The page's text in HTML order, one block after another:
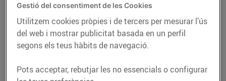
l’exercici del 2016 i
creix un 9,2% respecte
l’any anterior
Gestió del consentiment de les Cookies
Utilitzem cookies pròpies i de tercers per mesurar l’ús
del web i mostrar publicitat basada en un perfil
segons els teus hàbits de navegació.
Pots acceptar, rebutjar les no essencials o configurar